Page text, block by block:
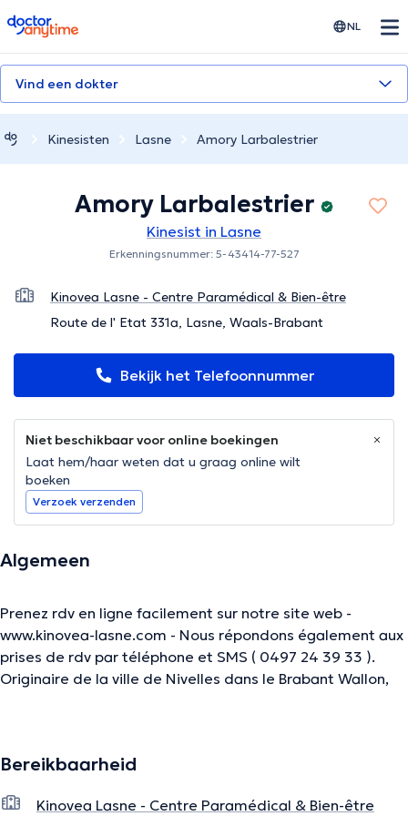
doctoranytime NL
Vind een dokter
Kinesisten Lasne Amory Larbalestrier
Amory Larbalestrier
Kinesist in Lasne
Erkenningsnummer: 5-43414-77-527
Kinovea Lasne - Centre Paramédical & Bien-être
Route de l' Etat 331a, Lasne, Waals-Brabant
Bekijk het Telefoonnummer
Niet beschikbaar voor online boekingen
Laat hem/haar weten dat u graag online wilt
boeken
Verzoek verzenden
Algemeen
Prenez rdv en ligne facilement sur notre site web -
www.kinovea-lasne.com - Nous répondons également aux
prises de rdv par téléphone et SMS ( 0497 24 39 33 ).
Originaire de la ville de Nivelles dans le Brabant Wallon,
la biomécanique du corps humain, j'ai par la suite
aboutissant au Master en Kinésithérapie. ​ A l'heure
Bereikbaarheid
Kinovea Lasne - Centre Paramédical & Bien-être